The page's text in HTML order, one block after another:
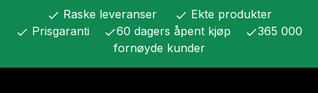
check Raske leveranser check Ekte produkter
check Prisgaranti check60 dagers åpent kjøp check365 000
fornøyde kunder